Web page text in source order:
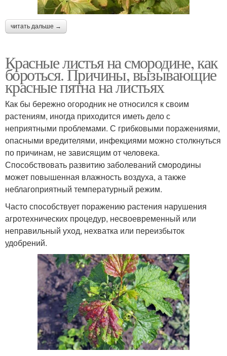
читать дальше →
Красные листья на смородине, как
бороться. Причины, вызывающие
красные пятна на листьях
Как бы бережно огородник не относился к своим
растениям, иногда приходится иметь дело с
неприятными проблемами. С грибковыми поражениями,
опасными вредителями, инфекциями можно столкнуться
по причинам, не зависящим от человека.
Способствовать развитию заболеваний смородины
может повышенная влажность воздуха, а также
неблагоприятный температурный режим.
Часто способствует поражению растения нарушения
агротехнических процедур, несвоевременный или
неправильный уход, нехватка или переизбыток
удобрений.